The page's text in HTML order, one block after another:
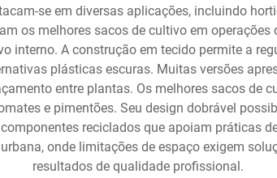
se em diversas aplicações, incluindo
os melhores sacos de cultivo em
interno. A construção em tecido permite a
plásticas escuras. Muitas versões
entre plantas. Os melhores sacos de
e pimentões. Seu design dobrável
reciclados que apoiam práticas
onde limitações de espaço exigem
resultados de qualidade profissional.